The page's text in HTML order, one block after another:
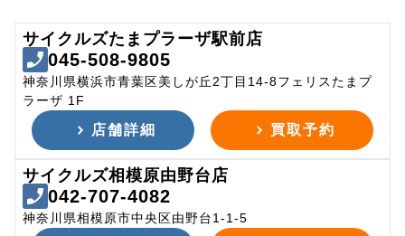
サイクルズたまプラーザ駅前店
045-508-9805
神奈川県横浜市青葉区美しが丘2丁目14-8フェリスたまプ
ラーザ 1F
店舗詳細 買取予約
サイクルズ相模原由野台店
042-707-4082
神奈川県相模原市中央区由野台1-1-5